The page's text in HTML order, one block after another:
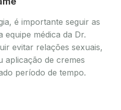
é importante seguir as
médica da Dr.
evitar relações sexuais,
aplicação de cremes
período de tempo.